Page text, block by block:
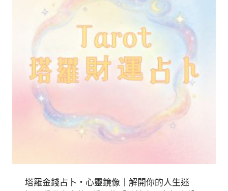
塔羅金錢占卜・心靈鏡像｜解開你的人生迷